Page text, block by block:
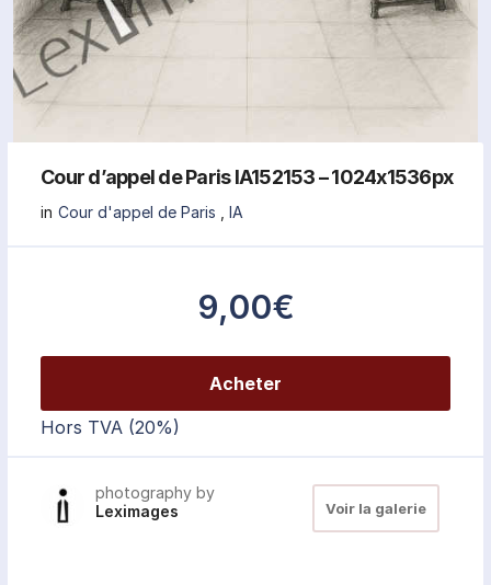
Cour d’appel de Paris IA152153 – 1024x1536px
in Cour d'appel de Paris IA
9,00€
Acheter
Hors TVA (20%)
photography by
Leximages
Voir la galerie